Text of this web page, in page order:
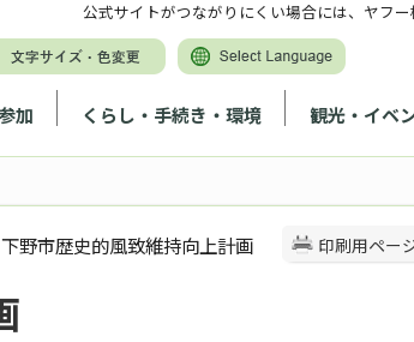
加 くらし・手続き・環境 観光・イベ
公式サイトがつながりにくい場合には、ヤフ
印刷用ペー
野市歴史的風致維持向上計画